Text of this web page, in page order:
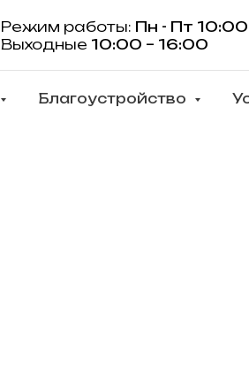
Режим работы: Пн - Пт
Выходные 10:00 – 16:00
Благоустройство